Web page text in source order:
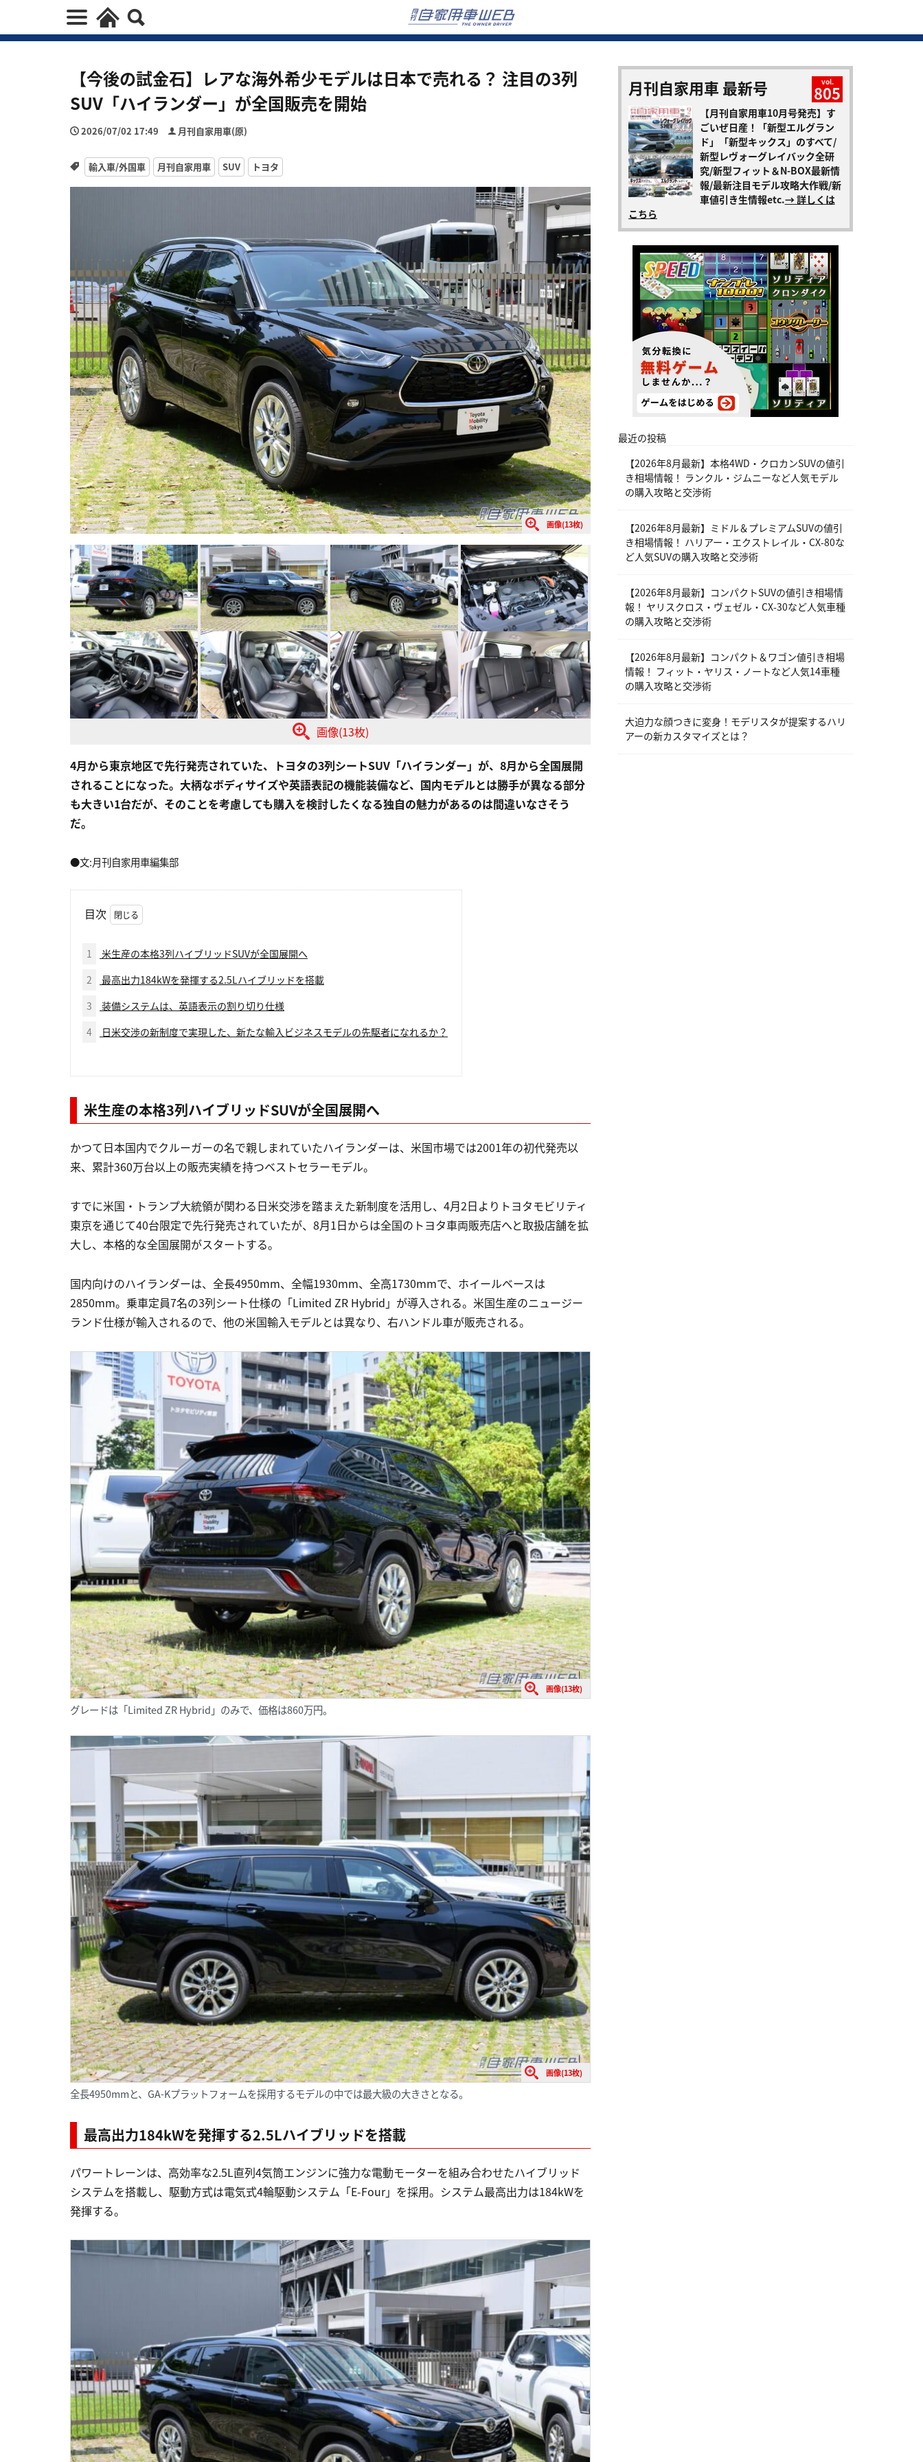
【今後の試金石】レアな海外希少モデルは日本で売れる？ 注目の3列
SUV「ハイランダー」が全国販売を開始
2026/07/02 17:49 月刊自家用車(原)
輸入車/外国車 月刊自家用車 SUV トヨタ
画像(13枚)
画像(13枚)
4月から東京地区で先行発売されていた、トヨタの3列シートSUV「ハイランダー」が、8月から全国展開
されることになった。大柄なボディサイズや英語表記の機能装備など、国内モデルとは勝手が異なる部分
も大きい1台だが、そのことを考慮しても購入を検討したくなる独自の魅力があるのは間違いなさそう
だ。
●文:月刊自家用車編集部
目次
1
米生産の本格3列ハイブリッドSUVが全国展開へ
2
最高出力184kWを発揮する2.5Lハイブリッドを搭載
3
装備システムは、英語表示の割り切り仕様
4
日米交渉の新制度で実現した、新たな輸入ビジネスモデルの先駆者になれるか？
米生産の本格3列ハイブリッドSUVが全国展開へ
かつて日本国内でクルーガーの名で親しまれていたハイランダーは、米国市場では2001年の初代発売以
来、累計360万台以上の販売実績を持つベストセラーモデル。
すでに米国・トランプ大統領が関わる日米交渉を踏まえた新制度を活用し、4月2日よりトヨタモビリティ
東京を通じて40台限定で先行発売されていたが、8月1日からは全国のトヨタ車両販売店へと取扱店舗を拡
大し、本格的な全国展開がスタートする。
国内向けのハイランダーは、全長4950mm、全幅1930mm、全高1730mmで、ホイールベースは
2850mm。乗車定員7名の3列シート仕様の「Limited ZR Hybrid」が導入される。米国生産のニュージー
ランド仕様が輸入されるので、他の米国輸入モデルとは異なり、右ハンドル車が販売される。
画像(13枚)
グレードは「Limited ZR Hybrid」のみで、価格は860万円。
画像(13枚)
全長4950mmと、GA-Kプラットフォームを採用するモデルの中では最大級の大きさとなる。
最高出力184kWを発揮する2.5Lハイブリッドを搭載
パワートレーンは、高効率な2.5L直列4気筒エンジンに強力な電動モーターを組み合わせたハイブリッド
システムを搭載し、駆動方式は電気式4輪駆動システム「E-Four」を採用。システム最高出力は184kWを
発揮する。
月刊自家用車 最新号 vol.
805
【月刊自家用車10月号発売】す
ごいぜ日産！「新型エルグラン
ド」「新型キックス」のすべて/
新型レヴォーグレイバック全研
究/新型フィット＆N-BOX最新情
報/最新注目モデル攻略大作戦/新
車値引き生情報etc.→ 詳しくは
こちら
最近の投稿
【2026年8月最新】本格4WD・クロカンSUVの値引
き相場情報！ ランクル・ジムニーなど人気モデル
の購入攻略と交渉術
【2026年8月最新】ミドル＆プレミアムSUVの値引
き相場情報！ ハリアー・エクストレイル・CX-80な
ど人気SUVの購入攻略と交渉術
【2026年8月最新】コンパクトSUVの値引き相場情
報！ ヤリスクロス・ヴェゼル・CX-30など人気車種
の購入攻略と交渉術
【2026年8月最新】コンパクト＆ワゴン値引き相場
情報！ フィット・ヤリス・ノートなど人気14車種
の購入攻略と交渉術
大迫力な顔つきに変身！モデリスタが提案するハリ
アーの新カスタマイズとは？